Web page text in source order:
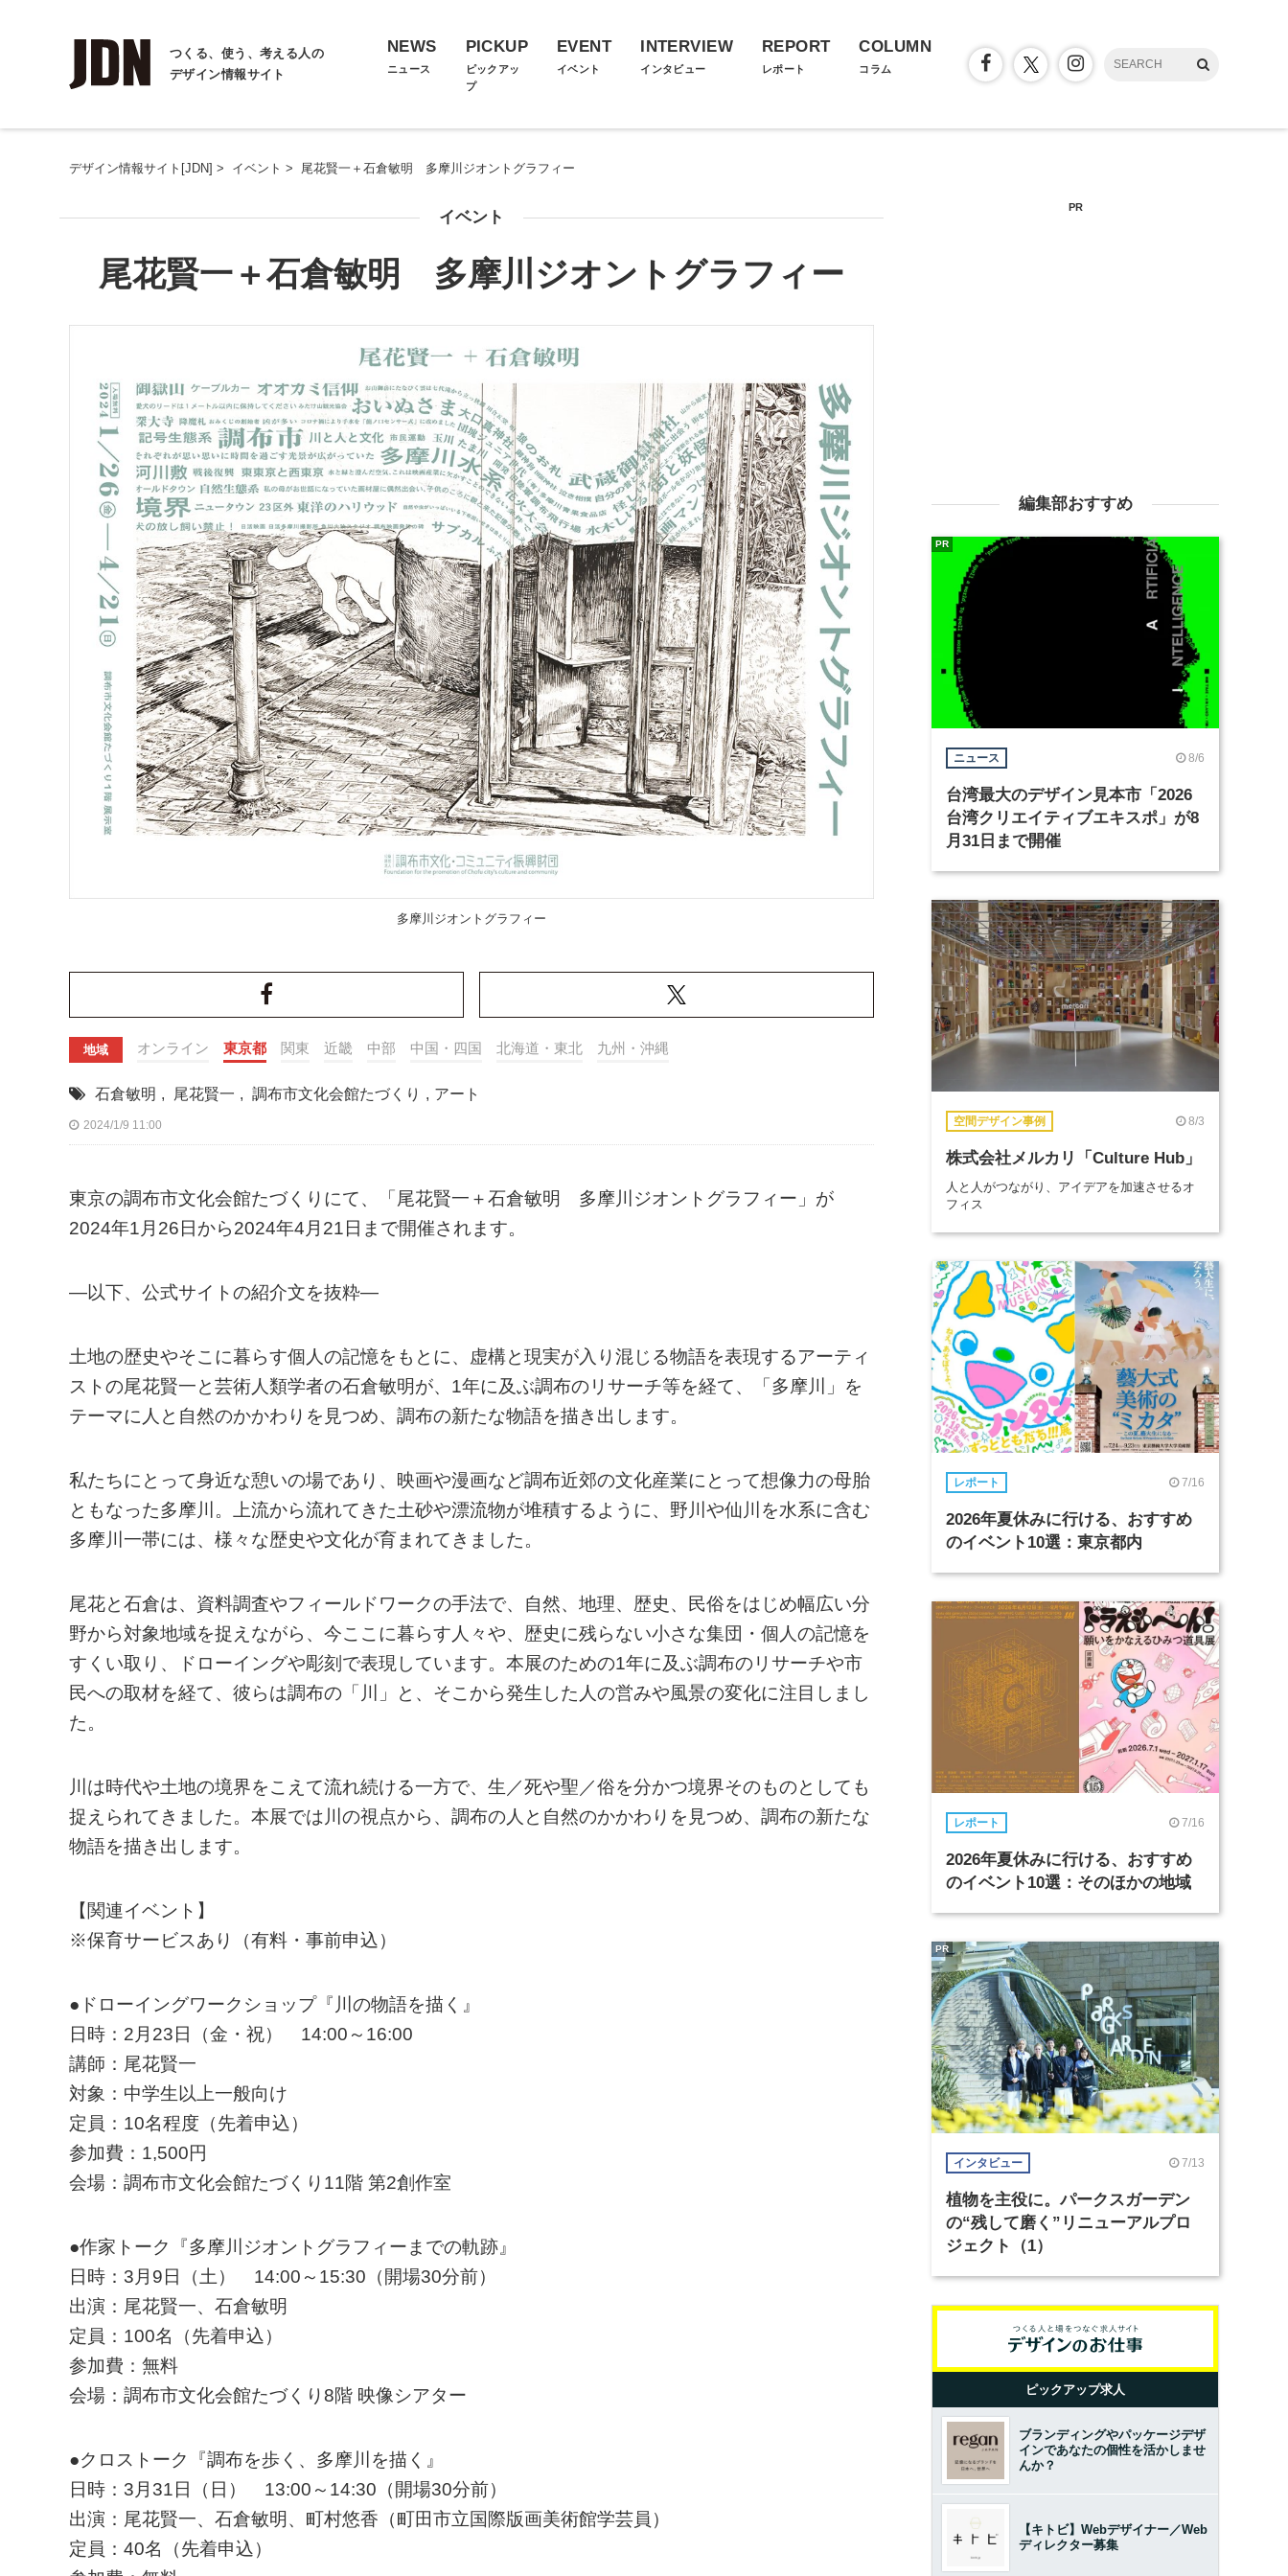
つくる、使う、考える人の
デザイン情報サイト
NEWS
ニュース
PICKUP
ピックアッ
プ
EVENT
イベント
INTERVIEW
インタビュー
REPORT
レポート
COLUMN
コラム
デザイン情報サイト[JDN] > イベント > 尾花賢一＋石倉敏明 多摩川ジオントグラフィー
イベント
尾花賢一＋石倉敏明 多摩川ジオントグラフィー
多摩川ジオントグラフィー
地域 オンライン 東京都 関東 近畿 中部 中国・四国 北海道・東北 九州・沖縄
石倉敏明 , 尾花賢一 , 調布市文化会館たづくり , アート
2024/1/9 11:00
東京の調布市文化会館たづくりにて、「尾花賢一＋石倉敏明 多摩川ジオントグラフィー」が
2024年1月26日から2024年4月21日まで開催されます。
—以下、公式サイトの紹介文を抜粋—
土地の歴史やそこに暮らす個人の記憶をもとに、虚構と現実が入り混じる物語を表現するアーティ
ストの尾花賢一と芸術人類学者の石倉敏明が、1年に及ぶ調布のリサーチ等を経て、「多摩川」を
テーマに人と自然のかかわりを見つめ、調布の新たな物語を描き出します。
私たちにとって身近な憩いの場であり、映画や漫画など調布近郊の文化産業にとって想像力の母胎
ともなった多摩川。上流から流れてきた土砂や漂流物が堆積するように、野川や仙川を水系に含む
多摩川一帯には、様々な歴史や文化が育まれてきました。
尾花と石倉は、資料調査やフィールドワークの手法で、自然、地理、歴史、民俗をはじめ幅広い分
野から対象地域を捉えながら、今ここに暮らす人々や、歴史に残らない小さな集団・個人の記憶を
すくい取り、ドローイングや彫刻で表現しています。本展のための1年に及ぶ調布のリサーチや市
民への取材を経て、彼らは調布の「川」と、そこから発生した人の営みや風景の変化に注目しまし
た。
川は時代や土地の境界をこえて流れ続ける一方で、生／死や聖／俗を分かつ境界そのものとしても
捉えられてきました。本展では川の視点から、調布の人と自然のかかわりを見つめ、調布の新たな
物語を描き出します。
【関連イベント】
※保育サービスあり（有料・事前申込）
●ドローイングワークショップ『川の物語を描く』
日時：2月23日（金・祝） 14:00～16:00
講師：尾花賢一
対象：中学生以上一般向け
定員：10名程度（先着申込）
参加費：1,500円
会場：調布市文化会館たづくり11階 第2創作室
●作家トーク『多摩川ジオントグラフィーまでの軌跡』
日時：3月9日（土） 14:00～15:30（開場30分前）
出演：尾花賢一、石倉敏明
定員：100名（先着申込）
参加費：無料
会場：調布市文化会館たづくり8階 映像シアター
●クロストーク『調布を歩く、多摩川を描く』
日時：3月31日（日） 13:00～14:30（開場30分前）
出演：尾花賢一、石倉敏明、町村悠香（町田市立国際版画美術館学芸員）
定員：40名（先着申込）
PR
編集部おすすめ
ニュース 8/6
台湾最大のデザイン見本市「2026
台湾クリエイティブエキスポ」が8
月31日まで開催
PR
空間デザイン事例 8/3
株式会社メルカリ「Culture Hub」
人と人がつながり、アイデアを加速させるオ
フィス
レポート 7/16
2026年夏休みに行ける、おすすめ
のイベント10選：東京都内
レポート 7/16
2026年夏休みに行ける、おすすめ
のイベント10選：そのほかの地域
インタビュー 7/13
植物を主役に。パークスガーデン
の“残して磨く”リニューアルプロ
ジェクト（1）
PR
ピックアップ求人
ブランディングやパッケージデザ
インであなたの個性を活かしませ
んか？
【キトビ】Webデザイナー／Web
ディレクター募集